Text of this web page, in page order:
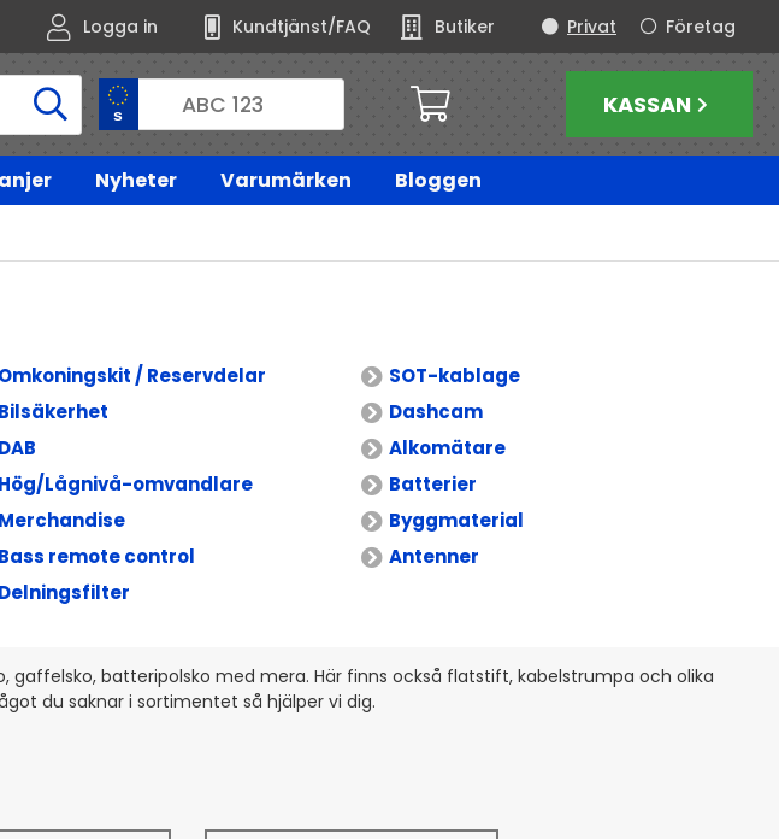
Logga in Kundtjänst/FAQ Butiker Företag
Privat
KASSAN
Nyheter Varumärken
Bloggen
Omkoningskit / Reservdelar
SOT-kablage
Bilsäkerhet
Dashcam
DAB
Alkomätare
Hög/Lågnivå-omvandlare
Batterier
Merchandise
Byggmaterial
Bass remote control
Antenner
Delningsfilter
gaffelsko, batteripolsko med mera. Här finns också flatstift, kabelstrumpa och olika
du saknar i sortimentet så hjälper vi dig.